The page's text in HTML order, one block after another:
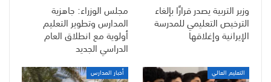
وزير التربية يصدر قرارًا بإلغاء
الترخيص التعليمي للمدرسة
الإيرانية وإغلاقها
مجلس الوزراء: جاهزية
المدارس وتطوير التعليم
أولوية مع انطلاق العام
الدراسي الجديد
التعليم العالي أخبار المدارس